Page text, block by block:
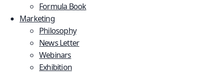
Formula Book
Marketing
Philosophy
News Letter
Webinars
Exhibition